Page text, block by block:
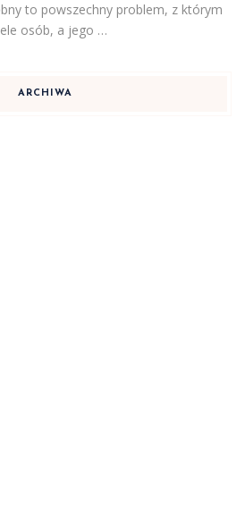
to powszechny problem, z którym
osób, a jego …
ARCHIWA